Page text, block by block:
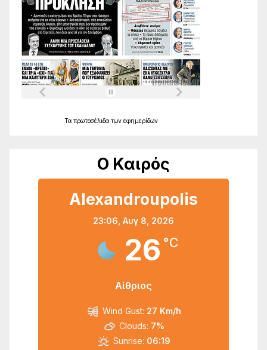
Τα πρωτοσέλιδα των εφημερίδων
Ο Καιρός
Alexandroupolis
23:06, Αυγ 8, 2026
26 °C
Αίθριος
Wind Gust: 27 Km/h
Clouds: 7%
Sunrise: 06:19